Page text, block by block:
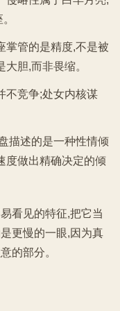
掌管的是精度,不是被
胆,而非畏缩。
不竞争;处女内核谋
描述的是一种性情倾
做出精确决定的倾
看见的特征,把它当
更慢的一眼,因为真
的部分。